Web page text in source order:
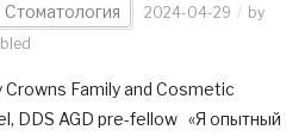
Стоматология 2024-04-29
by
Family and Cosmetic
DDS AGD pre-fellow «Я опытный